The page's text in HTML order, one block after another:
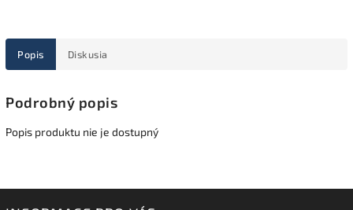
Popis Diskusia
Podrobný popis
Popis produktu nie je dostupný